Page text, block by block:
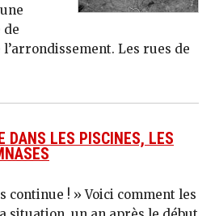
Les rues de
DANS LES PISCINES, LES
continue ! » Voici comment les